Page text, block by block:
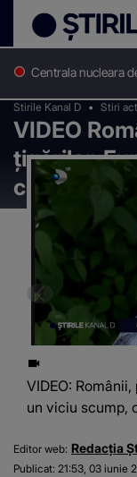
Centrala nucleara
Stirile Kanal D Stiri
VIDEO
țigărilor.
care nu
VIDEO:
un viciu scump,
Editor web: Redacția
Publicat: 21:53, 03 iunie